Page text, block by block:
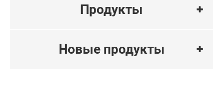
Продукты
Новые продукты